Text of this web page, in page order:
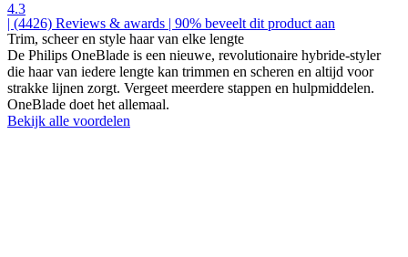
4.3
| (4426) Reviews & awards | 90% beveelt dit product aan
Trim, scheer en style haar van elke lengte
De Philips OneBlade is een nieuwe, revolutionaire hybride-styler
die haar van iedere lengte kan trimmen en scheren en altijd voor
strakke lijnen zorgt. Vergeet meerdere stappen en hulpmiddelen.
OneBlade doet het allemaal.
Bekijk alle voordelen